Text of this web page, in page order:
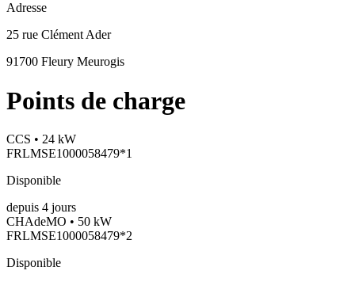
Adresse
25 rue Clément Ader
91700 Fleury Meurogis
Points de charge
CCS • 24 kW
FRLMSE1000058479*1
Disponible
depuis 4 jours
CHAdeMO • 50 kW
FRLMSE1000058479*2
Disponible